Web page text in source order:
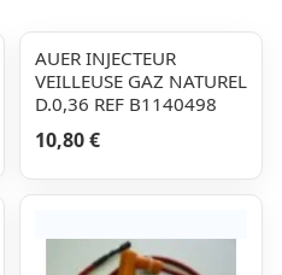
AUER INJECTEUR
VEILLEUSE GAZ NATUREL
D.0,36 REF B1140498
10,80 €